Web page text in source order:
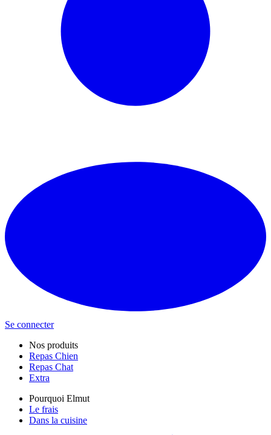
Se connecter
Nos produits
Repas Chien
Repas Chat
Extra
Pourquoi Elmut
Le frais
Dans la cuisine